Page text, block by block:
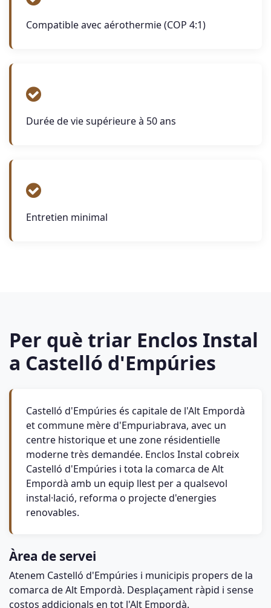
Compatible avec aérothermie (COP 4:1)
Durée de vie supérieure à 50 ans
Entretien minimal
Per què triar Enclos Instal
a Castelló d'Empúries
Castelló d'Empúries és capitale de l'Alt Empordà
et commune mère d'Empuriabrava, avec un
centre historique et une zone résidentielle
moderne très demandée. Enclos Instal cobreix
Castelló d'Empúries i tota la comarca de Alt
Empordà amb un equip llest per a qualsevol
instal·lació, reforma o projecte d'energies
renovables.
Àrea de servei
Atenem Castelló d'Empúries i municipis propers de la
comarca de Alt Empordà. Desplaçament ràpid i sense
costos addicionals en tot l'Alt Empordà.